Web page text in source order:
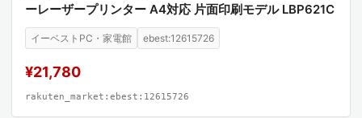
ーレーザープリンター A4対応 片面印刷モデル LBP621C
イーベストPC・家電館 ebest:12615726
¥21,780
rakuten_market:ebest:12615726